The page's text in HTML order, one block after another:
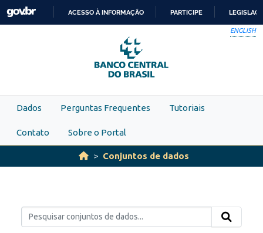
Skip to main content
PARA
O
CONTEÚDO
ACESSO À INFORMAÇÃO PARTICIPE
ENGLISH
Dados Perguntas Frequentes Tutoriais
Contato Sobre o Portal
Conjuntos de dados